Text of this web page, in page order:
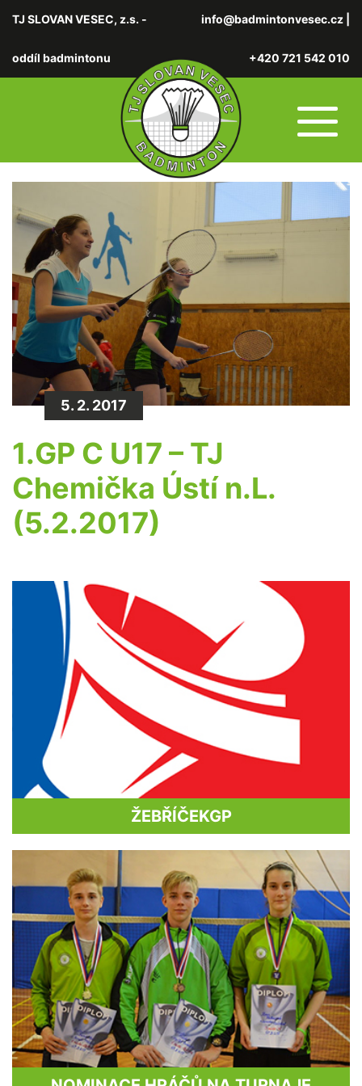
TJ SLOVAN VESEC, z.s. -
oddíl badmintonu
info@badmintonvesec.cz
+420 721 542 010
5. 2. 2017
1.GP C U17 – TJ
Chemička Ústí n.L.
(5.2.2017)
ŽEBŘÍČEKGP